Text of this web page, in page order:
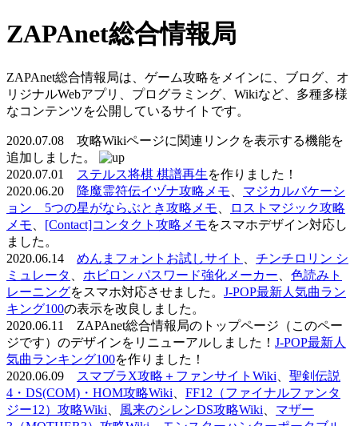
ZAPAnet総合情報局
ZAPAnet総合情報局は、ゲーム攻略をメインに、ブログ、オ
リジナルWebアプリ、プログラミング、Wikiなど、多種多様
なコンテンツを公開しているサイトです。
2020.07.08 攻略Wikiページに関連リンクを表示する機能を
追加しました。
2020.07.01
ステルス将棋 棋譜再生を作りました！
2020.06.20
降魔霊符伝イヅナ攻略メモ
マジカルバケーシ
ョン 5つの星がならぶとき攻略メモ
ロストマジック攻略
メモ
[Contact]コンタクト攻略メモをスマホデザイン対応し
ました。
2020.06.14 めんまフォントお試しサイト
チンチロリン シ
ミュレータ
ホビロン パスワード強化メーカー
色読みト
レーニングをスマホ対応させました。 J-POP最新人気曲ラン
キング100の表示を改良しました。
2020.06.11 ZAPAnet総合情報局のトップページ（このペー
ジです）のデザインをリニューアルしました！ J-POP最新人
気曲ランキング100を作りました！
2020.06.09
スマブラX攻略＋ファンサイトWiki
聖剣伝説
4・DS(COM)・HOM攻略Wiki
FF12（ファイナルファンタ
ジー12）攻略Wiki
風来のシレンDS攻略Wiki
マザー